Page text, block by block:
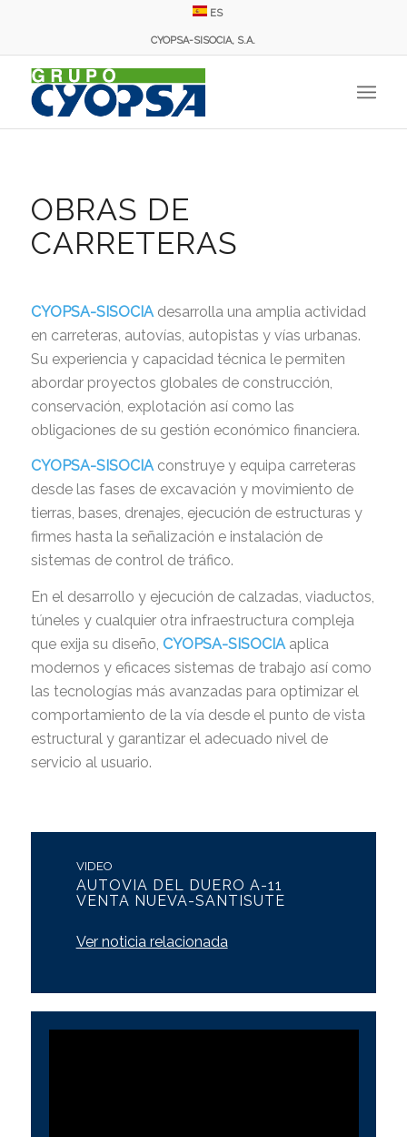
ES
CYOPSA-SISOCIA, S.A.
OBRAS DE
CARRETERAS
CYOPSA-SISOCIAdesarrolla una amplia actividad
en carreteras, autovías, autopistas y vías urbanas.
Su experiencia y capacidad técnica le permiten
abordar proyectos globales de construcción,
conservación, explotación así como las
obligaciones de su gestión económico financiera.
CYOPSA-SISOCIAconstruye y equipa carreteras
desde las fases de excavación y movimiento de
tierras, bases, drenajes, ejecución de estructuras y
firmes hasta la señalización e instalación de
sistemas de control de tráfico.
En el desarrollo y ejecución de calzadas, viaductos,
túneles y cualquier otra infraestructura compleja
que exija su diseño, CYOPSA-SISOCIAaplica
modernos y eficaces sistemas de trabajo así como
las tecnologías más avanzadas para optimizar el
comportamiento de la vía desde el punto de vista
estructural y garantizar el adecuado nivel de
servicio al usuario.
VIDEO
AUTOVIA DEL DUERO A-11
VENTA NUEVA-SANTISUTE
Ver noticia relacionada